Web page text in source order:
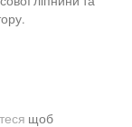
щоб